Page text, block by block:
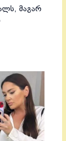
მაგარ